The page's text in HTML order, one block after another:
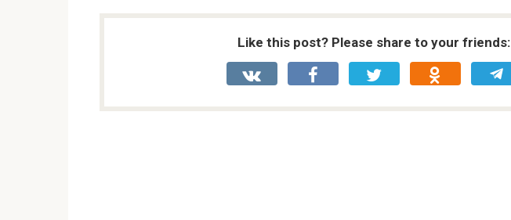
Like this post? Please share to your friends: